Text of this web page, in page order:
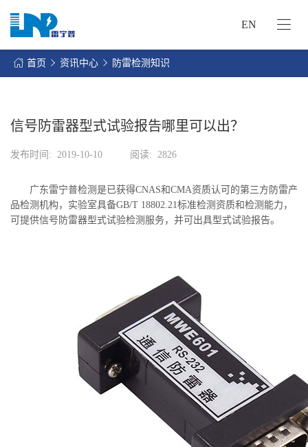
EN
首页 资讯中心 防雷检测知识
信号防雷器型式试验报告哪里可以出？
发布时间: 2019-10-10 阅读: 2826
广东雷宁普检测是已获得CNAS和CMA资质认可的第三方防雷产
品检测机构，实验室具备GB/T 18802.21标准检测资质和检测能力，
可提供信号防雷器型式试验检测服务，并可出具型式试验报告。
网
我
的
务